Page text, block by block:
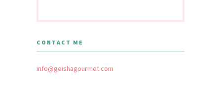
CONTACT ME
info@geishagourmet.com